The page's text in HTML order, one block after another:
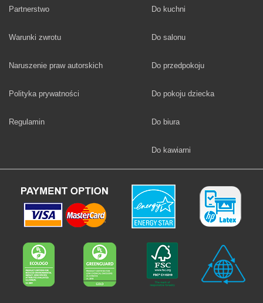
Partnerstwo
Warunki zwrotu
Naruszenie praw autorskich
Polityka prywatności
Regulamin
Fototapety
Do kuchni
Fototapety
Do salonu
Fototapety
Do przedpokoju
Fototapety
Do pokoju dziecka
Fototapety
Do biura
Fototapety
Do kawiarni